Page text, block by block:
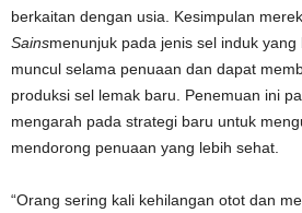
berkaitan dengan usia. Kesimpulan
Sainsmenunjuk pada jenis sel induk
muncul selama penuaan dan dapat
produksi sel lemak baru. Penemuan ini
mengarah pada strategi baru untuk
mendorong penuaan yang lebih sehat.
“Orang sering kali kehilangan otot dan